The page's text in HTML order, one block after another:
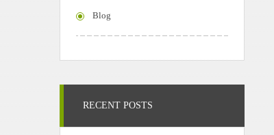
Blog
RECENT POSTS